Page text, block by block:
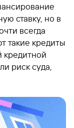
ставку, но в
всегда
такие кредиты
кредитной
риск суда,